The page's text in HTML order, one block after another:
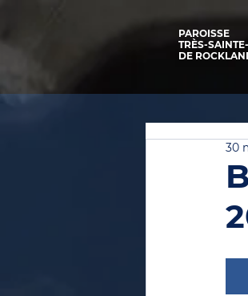
PAROISSE
TRÈS-
DE
30